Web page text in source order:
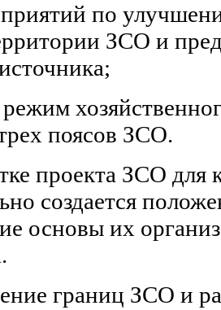
по
ЗСО и
поясов ЗСО.
проекта ЗСО для
создается
основы их
границ ЗСО и